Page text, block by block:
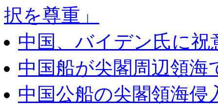
択を尊重」
中国、バイデン氏に
中国船が尖閣周辺領海
中国公船の尖閣領海